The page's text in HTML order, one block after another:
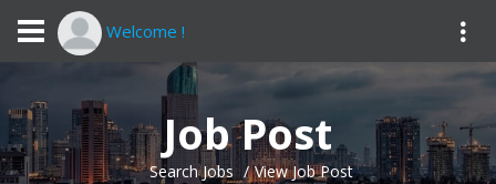
Job Post
Search Jobs View Job Post
Welcome !